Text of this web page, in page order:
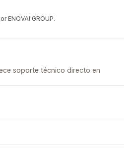
ENOVAI GROUP.
soporte técnico directo en